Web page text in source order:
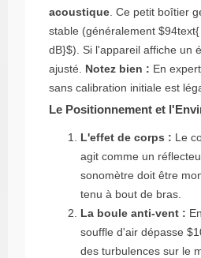
acoustique . Ce petit boîtier
stable (généralement
dB}$). Si l'appareil affiche un
ajusté. Notez bien : En
sans calibration initiale est
Le Positionnement et
L'effet de corps : Le
agit comme un
sonomètre doit être
tenu à bout de bras.
La boule anti-vent :
souffle d'air dépasse
des turbulences sur le